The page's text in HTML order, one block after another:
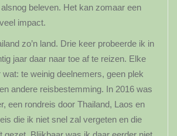
beleven. Het kan zomaar een
impact.
zo’n land. Drie keer probeerde ik in
jaar daar naar toe af te reizen. Elke
wat: te weinig deelnemers, geen plek
andere reisbestemming. In 2016 was
een rondreis door Thailand, Laos en
die ik niet snel zal vergeten en die